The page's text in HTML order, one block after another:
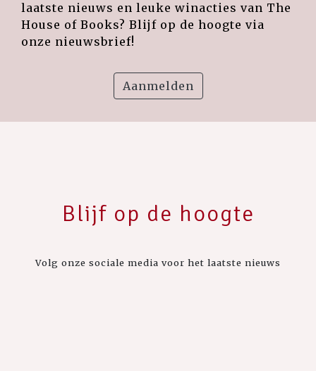
laatste nieuws en leuke winacties van The
House of Books? Blijf op de hoogte via
onze nieuwsbrief!
Aanmelden
Blijf op de hoogte
Volg onze sociale media voor het laatste nieuws